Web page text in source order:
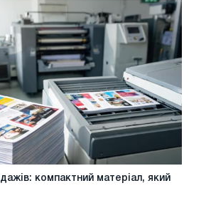
компактний матеріал, який